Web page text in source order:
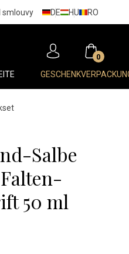
smlouvy DE HU RO
0
Salbe
50 ml